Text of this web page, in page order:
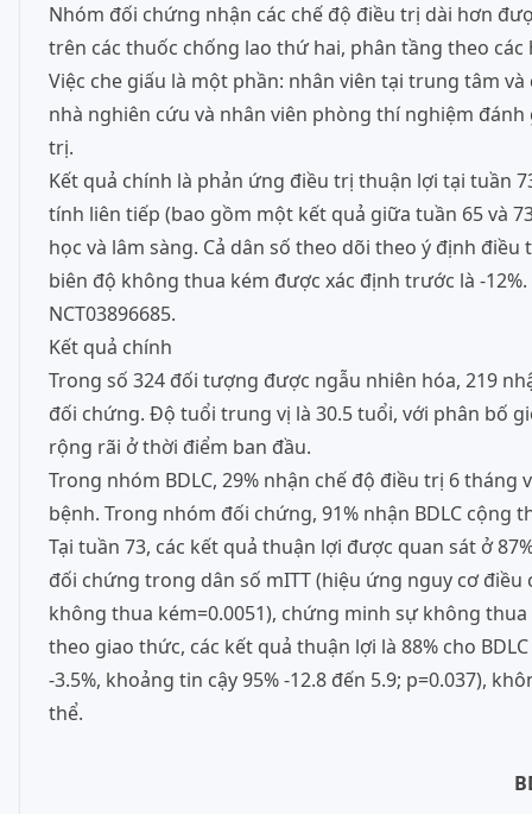
Nhóm đối chứng nhận các chế độ điều trị dài hơn
trên các thuốc chống lao thứ hai, phân tầng theo các
Việc che giấu là một phần: nhân viên tại trung tâm
nhà nghiên cứu và nhân viên phòng thí nghiệm
trị.
Kết quả chính là phản ứng điều trị thuận lợi tại tuần
tính liên tiếp (bao gồm một kết quả giữa tuần 65 và
học và lâm sàng. Cả dân số theo dõi theo ý định
biên độ không thua kém được xác định trước là -
NCT03896685.
Kết quả chính
Trong số 324 đối tượng được ngẫu nhiên hóa, 219
đối chứng. Độ tuổi trung vị là 30.5 tuổi, với phân bố
rộng rãi ở thời điểm ban đầu.
Trong nhóm BDLC, 29% nhận chế độ điều trị 6
bệnh. Trong nhóm đối chứng, 91% nhận BDLC cộng
Tại tuần 73, các kết quả thuận lợi được quan sát ở
đối chứng trong dân số mITT (hiệu ứng nguy cơ điều
không thua kém=0.0051), chứng minh sự không
theo giao thức, các kết quả thuận lợi là 88% cho
-3.5%, khoảng tin cậy 95% -12.8 đến 5.9; p=0.037),
thể.